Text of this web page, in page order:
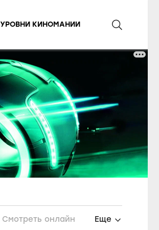
УРОВНИ КИНОМАНИИ
Смотреть онлайн Еще